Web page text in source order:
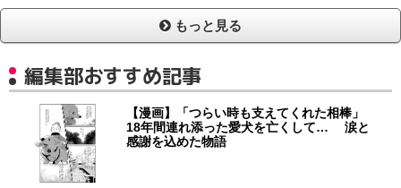
もっと見る
編集部おすすめ記事
【漫画】「つらい時も支えてくれた相棒」
18年間連れ添った愛犬を亡くして… 涙と
感謝を込めた物語